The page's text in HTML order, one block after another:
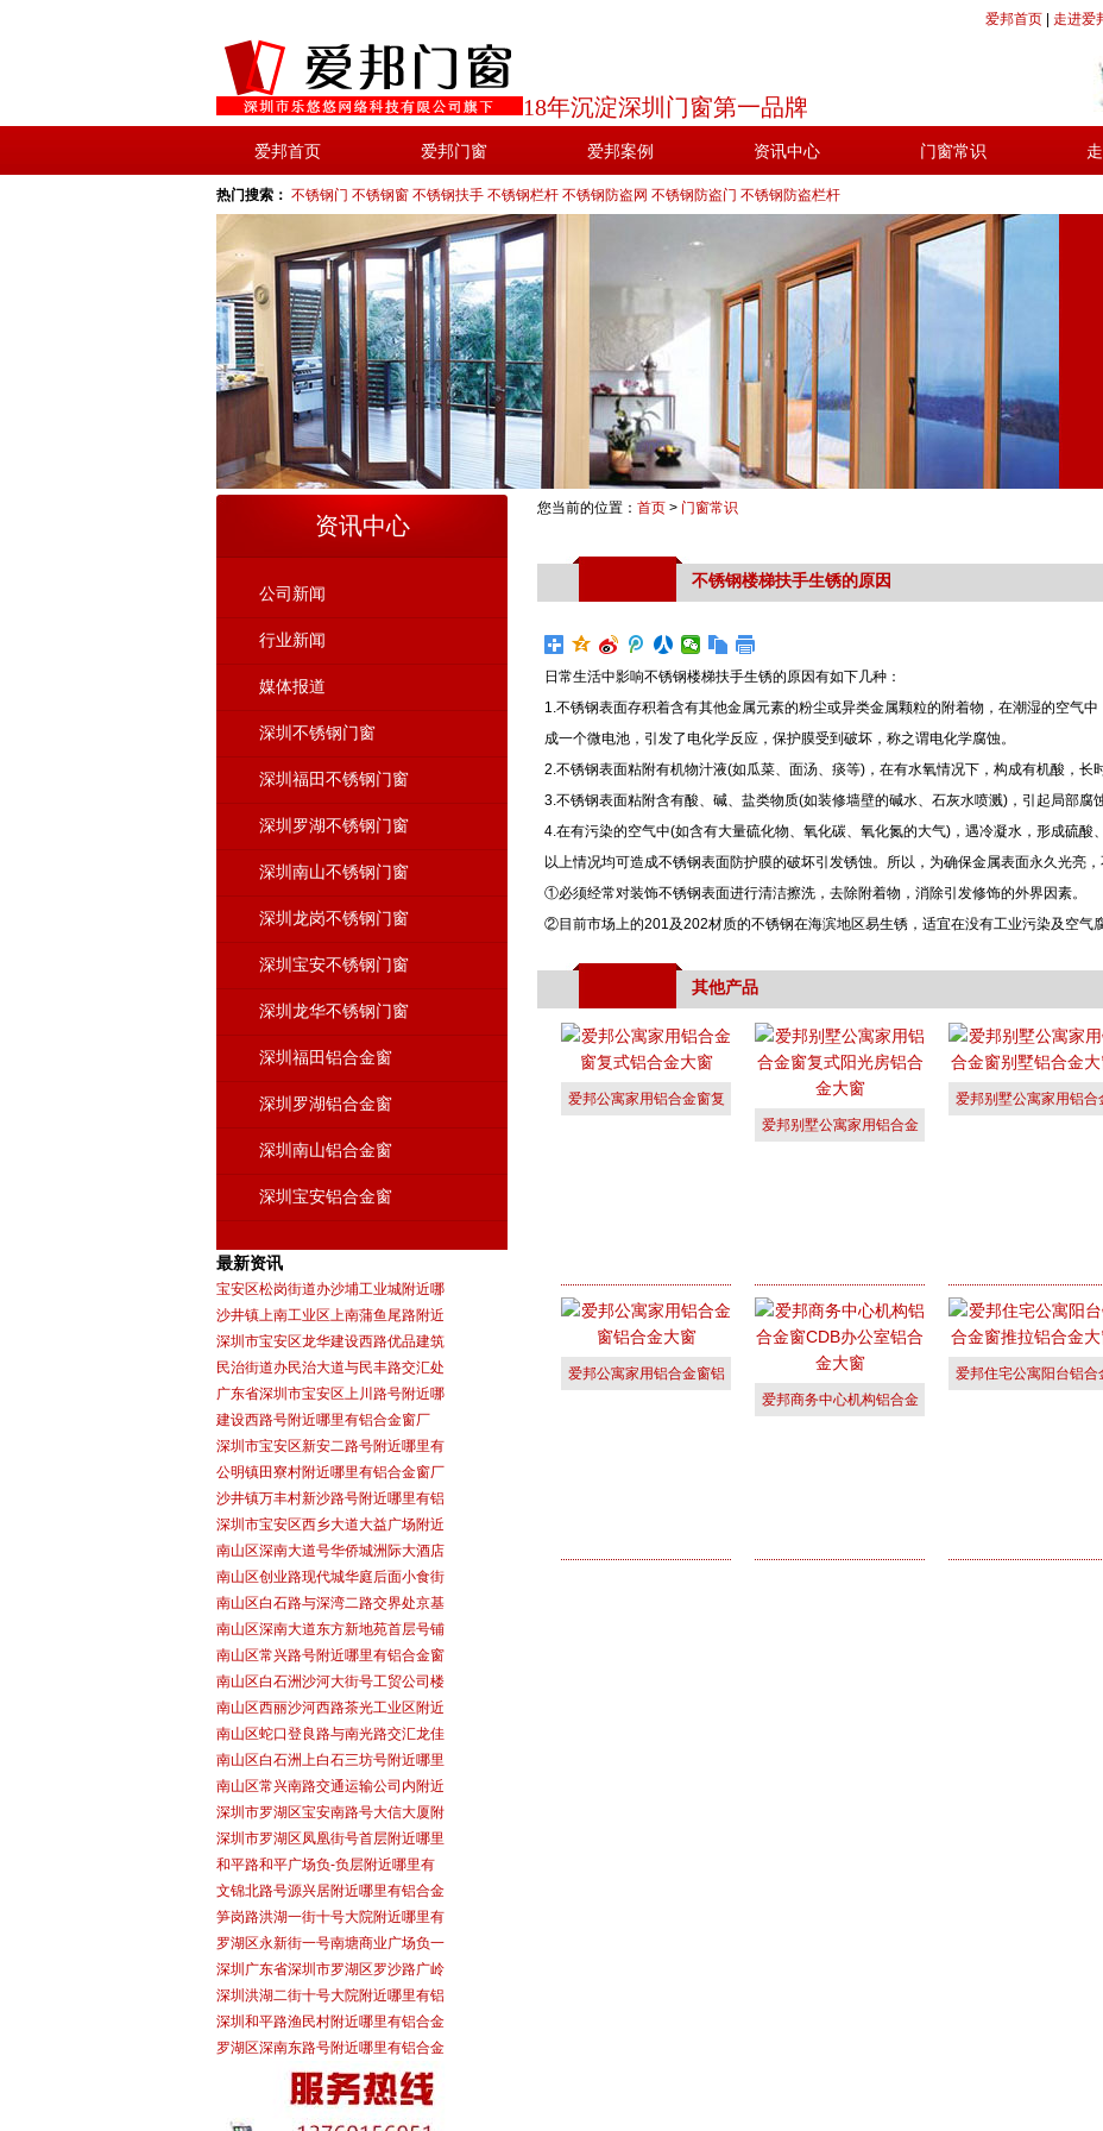
爱邦首页 走进爱
18年沉淀深圳门窗第一品牌
爱邦首页 爱邦门窗 爱邦案例 资讯中心 门窗常识
热门搜索： 不锈钢门 不锈钢窗 不锈钢扶手 不锈钢栏杆 不锈钢防盗网 不锈钢防盗门 不锈钢防盗栏杆
资讯中心
公司新闻
行业新闻
媒体报道
深圳不锈钢门窗
深圳福田不锈钢门窗
深圳罗湖不锈钢门窗
深圳南山不锈钢门窗
深圳龙岗不锈钢门窗
深圳宝安不锈钢门窗
深圳龙华不锈钢门窗
深圳福田铝合金窗
深圳罗湖铝合金窗
深圳南山铝合金窗
深圳宝安铝合金窗
最新资讯
宝安区松岗街道办沙埔工业城附近哪
沙井镇上南工业区上南蒲鱼尾路附近
深圳市宝安区龙华建设西路优品建筑
民治街道办民治大道与民丰路交汇处
广东省深圳市宝安区上川路号附近哪
建设西路号附近哪里有铝合金窗厂
深圳市宝安区新安二路号附近哪里有
公明镇田寮村附近哪里有铝合金窗厂
沙井镇万丰村新沙路号附近哪里有铝
深圳市宝安区西乡大道大益广场附近
南山区深南大道号华侨城洲际大酒店
南山区创业路现代城华庭后面小食街
南山区白石路与深湾二路交界处京基
南山区深南大道东方新地苑首层号铺
南山区常兴路号附近哪里有铝合金窗
南山区白石洲沙河大街号工贸公司楼
南山区西丽沙河西路茶光工业区附近
南山区蛇口登良路与南光路交汇龙佳
南山区白石洲上白石三坊号附近哪里
南山区常兴南路交通运输公司内附近
深圳市罗湖区宝安南路号大信大厦附
深圳市罗湖区凤凰街号首层附近哪里
和平路和平广场负-负层附近哪里有
文锦北路号源兴居附近哪里有铝合金
笋岗路洪湖一街十号大院附近哪里有
罗湖区永新街一号南塘商业广场负一
深圳广东省深圳市罗湖区罗沙路广岭
深圳洪湖二街十号大院附近哪里有铝
深圳和平路渔民村附近哪里有铝合金
罗湖区深南东路号附近哪里有铝合金
您当前的位置： 首页 > 门窗常识
不锈钢楼梯扶手生锈的原因
日常生活中影响不锈钢楼梯扶手生锈的原因有如下几种：
1.不锈钢表面存积着含有其他金属元素的粉尘或异类金属颗粒的附着物，在潮湿的空气
成一个微电池，引发了电化学反应，保护膜受到破坏，称之谓电化学腐蚀。
2.不锈钢表面粘附有机物汁液(如瓜菜、面汤、痰等)，在有水氧情况下，构成有机酸，长
3.不锈钢表面粘附含有酸、碱、盐类物质(如装修墙壁的碱水、石灰水喷溅)，引起局部腐蚀
4.在有污染的空气中(如含有大量硫化物、氧化碳、氧化氮的大气)，遇冷凝水，形成硫酸
以上情况均可造成不锈钢表面防护膜的破坏引发锈蚀。所以，为确保金属表面永久光亮，
①必须经常对装饰不锈钢表面进行清洁擦洗，去除附着物，消除引发修饰的外界因素。
②目前市场上的201及202材质的不锈钢在海滨地区易生锈，适宜在没有工业污染及空气
其他产品
爱邦公寓家用铝合金窗复
爱邦别墅公寓家用铝合金
爱邦别墅公寓家用铝合
爱邦公寓家用铝合金窗铝
爱邦商务中心机构铝合金
爱邦住宅公寓阳台铝合